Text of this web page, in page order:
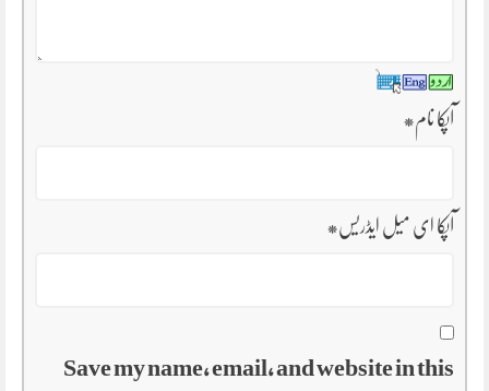
آپکا نام*
آپکا ای میل ایڈریس*
Save my name, email, and website in this